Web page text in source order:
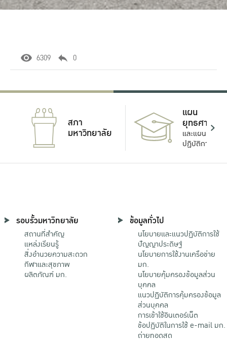
6309 0
สภา
มหาวิทยาลัย
แผน
ยุทธศาสตร์
และแผน
ปฏิบัติการ
รอบรั้วมหาวิทยาลัย
สถานที่สำคัญ
แหล่งเรียนรู้
สิ่งอำนวยความสะดวก
กีฬาและสุขภาพ
ผลิตภัณฑ์ มก.
ข้อมูลทั่วไป
นโยบายและแนวปฏิบัติการใช้
ปัญญาประดิษฐ์
นโยบายการใช้งานเครือข่าย
มก.
นโยบายคุ้มครองข้อมูลส่วน
บุคคล
แนวปฏิบัติการคุ้มครองข้อมูล
ส่วนบุคคล
การเข้าใช้อินเตอร์เน็ต
ข้อปฏิบัติในการใช้ e-mail มก.
ถ่ายทอดสด